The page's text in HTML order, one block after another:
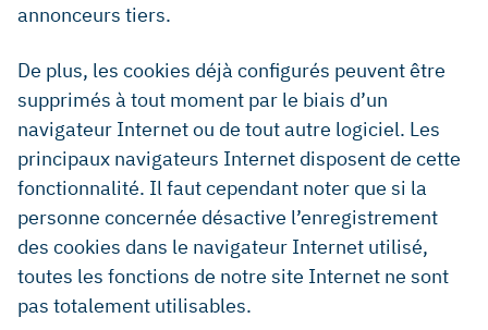
annonceurs tiers.
De plus, les cookies déjà configurés peuvent être
supprimés à tout moment par le biais d’un
navigateur Internet ou de tout autre logiciel. Les
principaux navigateurs Internet disposent de cette
fonctionnalité. Il faut cependant noter que si la
personne concernée désactive l’enregistrement
des cookies dans le navigateur Internet utilisé,
toutes les fonctions de notre site Internet ne sont
pas totalement utilisables.